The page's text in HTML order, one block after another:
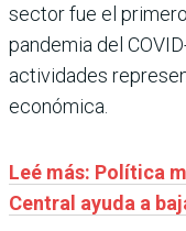
sector fue el
pandemia del
actividades
económica.
Leé más: Política
Central ayuda a